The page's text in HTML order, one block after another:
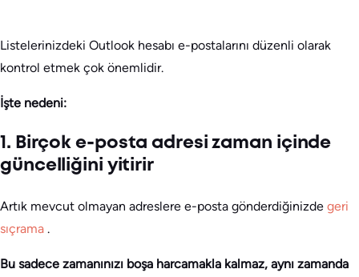
Listelerinizdeki Outlook hesabı e-postalarını düzenli olarak
kontrol etmek çok önemlidir.
İşte nedeni:
1. Birçok e-posta adresi zaman içinde
güncelliğini yitirir
Artık mevcut olmayan adreslere e-posta gönderdiğinizde geri
sıçrama .
Bu sadece zamanınızı boşa harcamakla kalmaz, aynı zamanda